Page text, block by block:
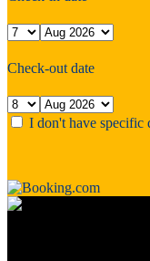
Check-out date
I don't have specific